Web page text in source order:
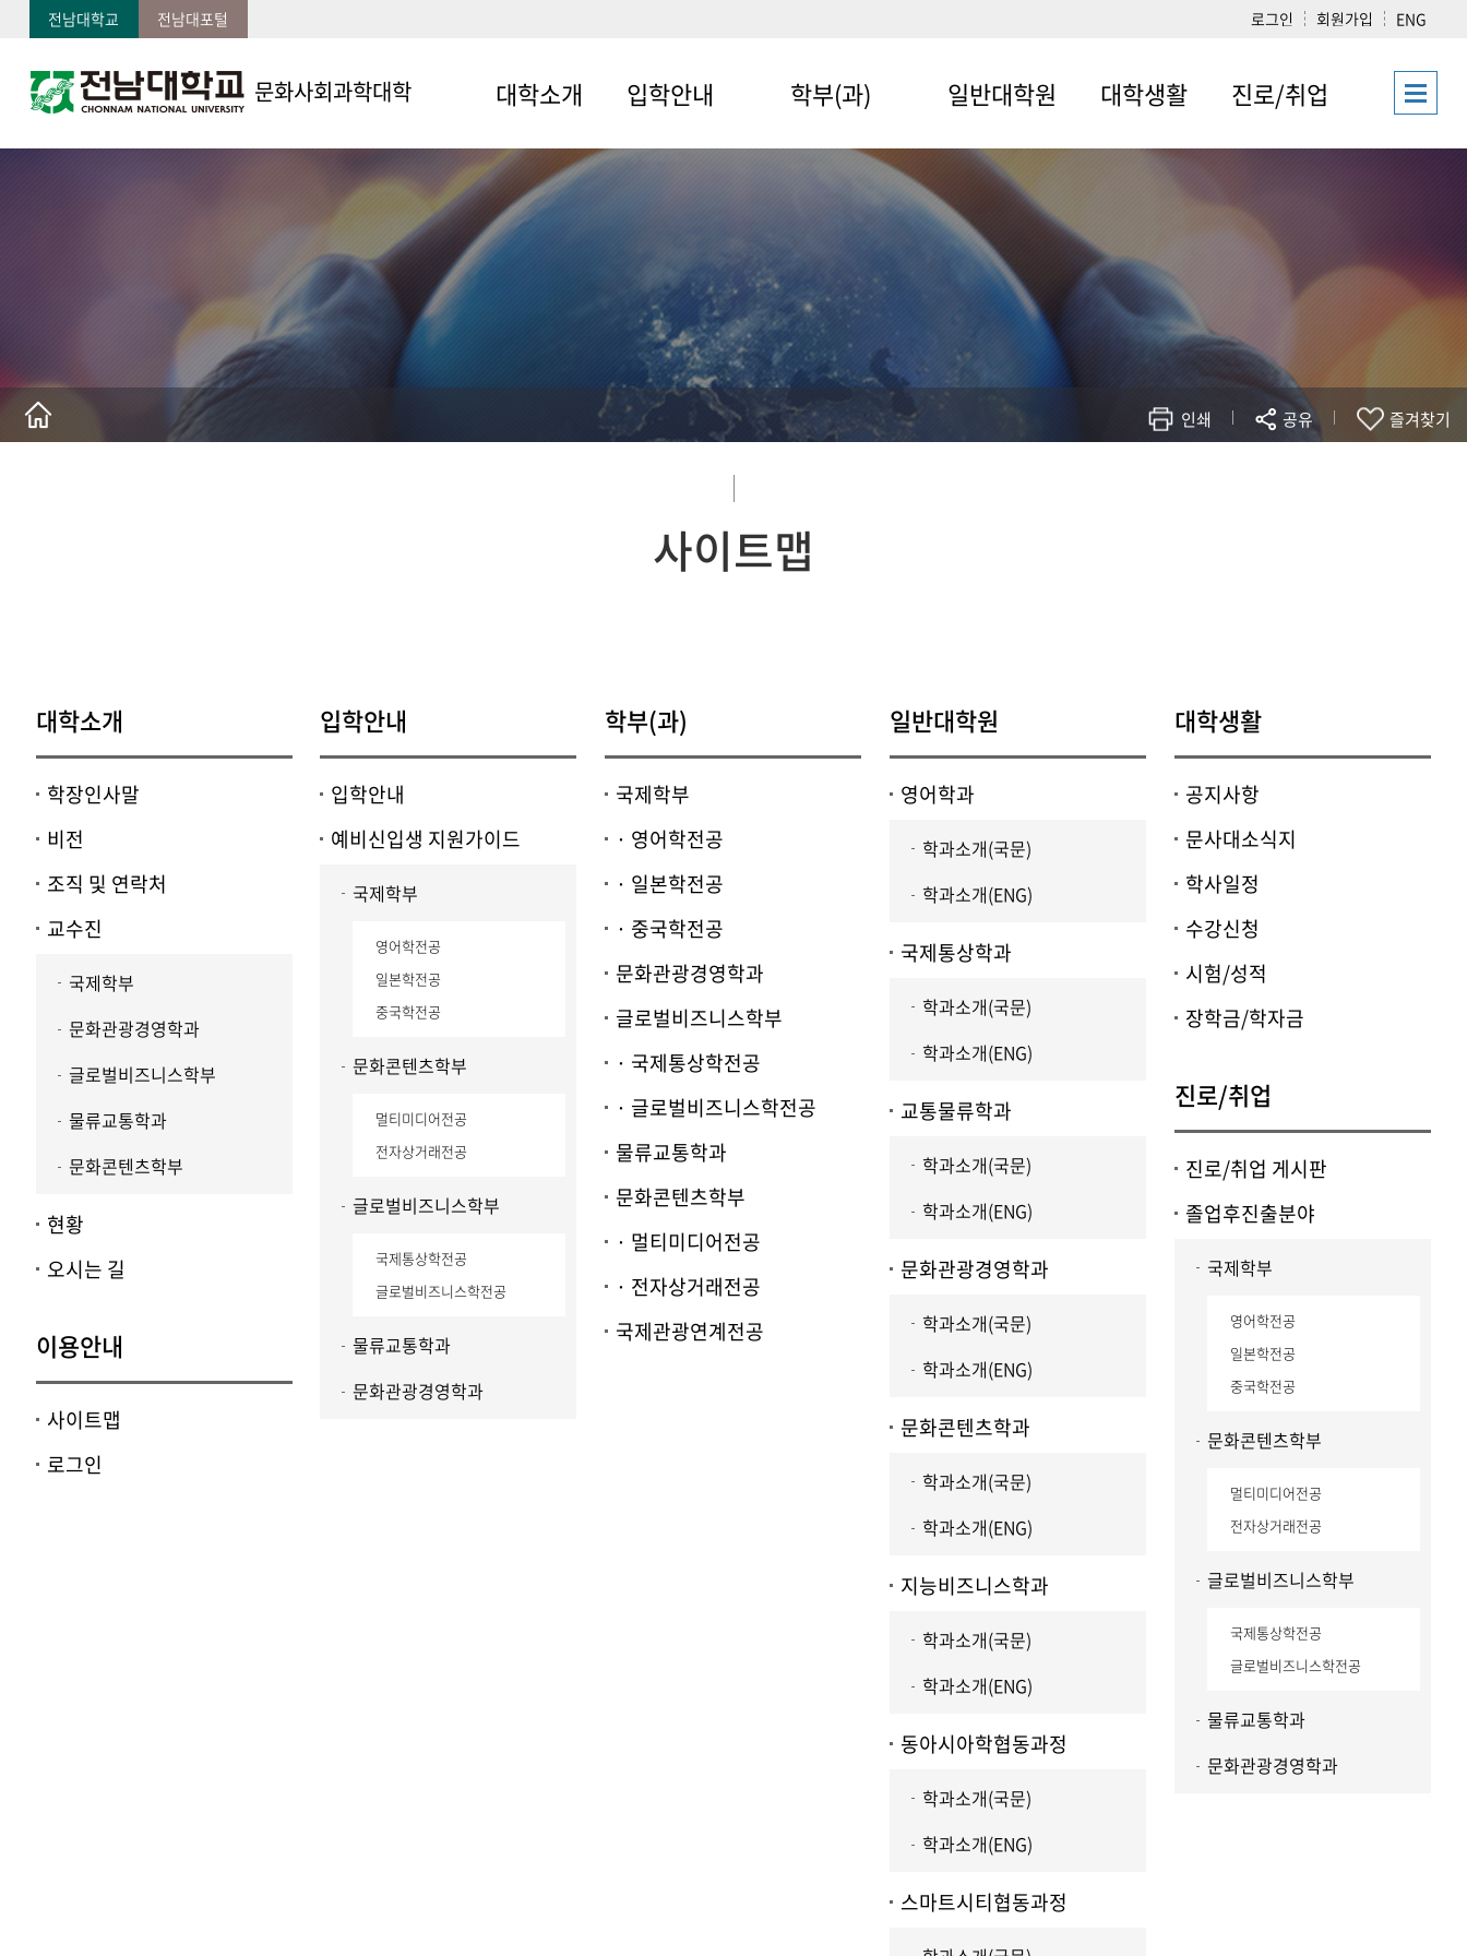
전남대학교 전남대포털 로그인 회원가입 ENG
문화사회과학대학 대학소개
학장인사말
비전
조직 및 연락처
교수진
입학안내
입학안내
학부(과)
· 중국학전공
문화관광경영학과
글로벌비즈니스학부
· 국제통상학전공
· 글로벌비즈니스학전공
물류교통학과
문화콘텐츠학부
국제관광연계전공
일반대학원
영어학과
국제통상학과
교통물류학과
문화관광경영학과
문화콘텐츠학과
지능비즈니스학과
동아시아학협동과정
스마트시티협동과정
대학생활
수강신청
시험/성적
장학금/학자금
진로/취업
졸업후진출분야
인쇄 공유 즐겨찾기
사이트맵
대학소개
학장인사말
비전
조직 및 연락처
교수진
국제학부
문화관광경영학과
글로벌비즈니스학부
물류교통학과
문화콘텐츠학부
현황
오시는 길
입학안내
입학안내
예비신입생 지원가이드
국제학부
영어학전공
일본학전공
중국학전공
문화콘텐츠학부
멀티미디어전공
전자상거래전공
글로벌비즈니스학부
국제통상학전공
글로벌비즈니스학전공
물류교통학과
문화관광경영학과
학부(과)
국제학부
· 영어학전공
· 일본학전공
· 중국학전공
문화관광경영학과
글로벌비즈니스학부
· 국제통상학전공
· 글로벌비즈니스학전공
물류교통학과
문화콘텐츠학부
· 멀티미디어전공
· 전자상거래전공
국제관광연계전공
일반대학원
영어학과
학과소개(국문)
학과소개(ENG)
국제통상학과
학과소개(국문)
학과소개(ENG)
교통물류학과
학과소개(국문)
학과소개(ENG)
문화관광경영학과
학과소개(국문)
학과소개(ENG)
문화콘텐츠학과
학과소개(국문)
학과소개(ENG)
지능비즈니스학과
학과소개(국문)
학과소개(ENG)
동아시아학협동과정
학과소개(국문)
학과소개(ENG)
스마트시티협동과정
대학생활
공지사항
문사대소식지
학사일정
수강신청
시험/성적
장학금/학자금
진로/취업
진로/취업 게시판
졸업후진출분야
국제학부
영어학전공
일본학전공
중국학전공
문화콘텐츠학부
멀티미디어전공
전자상거래전공
글로벌비즈니스학부
국제통상학전공
글로벌비즈니스학전공
물류교통학과
문화관광경영학과
이용안내
사이트맵
로그인